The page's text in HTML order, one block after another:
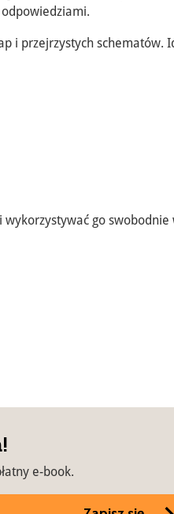
odpowiedziami.
i przejrzystych schematów.
go
e-book.